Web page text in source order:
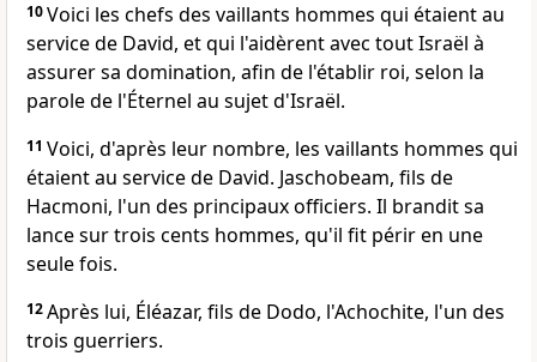
10Voici les chefs des vaillants hommes qui étaient au
service de David, et qui l'aidèrent avec tout Israël à
assurer sa domination, afin de l'établir roi, selon la
parole de l'Éternel au sujet d'Israël.
11 Voici, d'après leur nombre, les vaillants hommes qui
étaient au service de David. Jaschobeam, fils de
Hacmoni, l'un des principaux officiers. Il brandit sa
lance sur trois cents hommes, qu'il fit périr en une
seule fois.
12Après lui, Éléazar, fils de Dodo, l'Achochite, l'un des
trois guerriers.